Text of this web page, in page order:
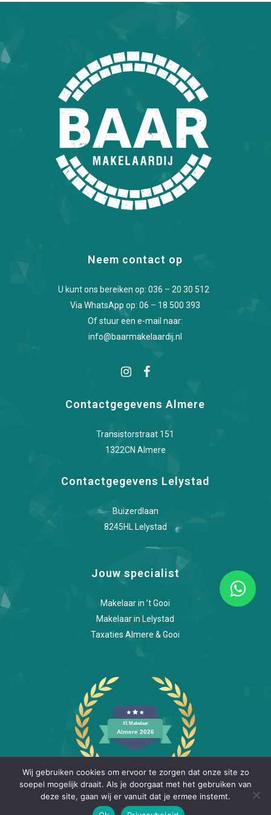
Neem contact op
U kunt ons bereiken op: 036 – 20 30 512
Via WhatsApp op:06 – 18 500 393
Of stuur een e-mail naar:
info@baarmakelaardij.nl
Contactgegevens Almere
Transistorstraat 151
1322CN Almere
Contactgegevens Lelystad
Buizerdlaan
8245HL Lelystad
Jouw specialist
Makelaar in ’t Gooi
Makelaar in Lelystad
Taxaties Almere & Gooi
Wij gebruiken cookies om ervoor te zorgen dat onze site zo
soepel mogelijk draait. Als je doorgaat met het gebruiken van
deze site, gaan wij er vanuit dat je ermee instemt.